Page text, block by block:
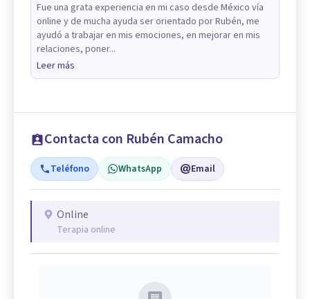
Fue una grata experiencia en mi caso desde México vía
online y de mucha ayuda ser orientado por Rubén, me
ayudó a trabajar en mis emociones, en mejorar en mis
relaciones, poner...
Leer más
Contacta con Rubén Camacho
Teléfono WhatsApp Email
Online
Terapia online